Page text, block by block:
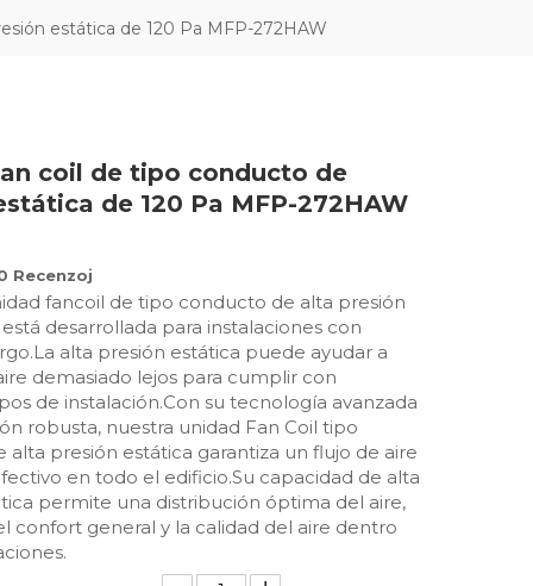
estática de 120 Pa MFP-272HAW
coil de tipo conducto de
de 120 Pa MFP-272HAW
Recenzoj
fancoil de tipo conducto de alta presión
desarrollada para instalaciones con
alta presión estática puede ayudar a
demasiado lejos para cumplir con
de instalación.Con su tecnología avanzada
robusta, nuestra unidad Fan Coil tipo
alta presión estática garantiza un flujo de aire
en todo el edificio.Su capacidad de alta
permite una distribución óptima del aire,
confort general y la calidad del aire dentro